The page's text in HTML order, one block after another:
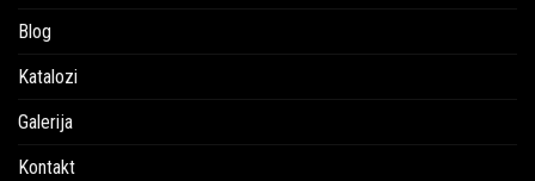
Blog
Katalozi
Galerija
Kontakt